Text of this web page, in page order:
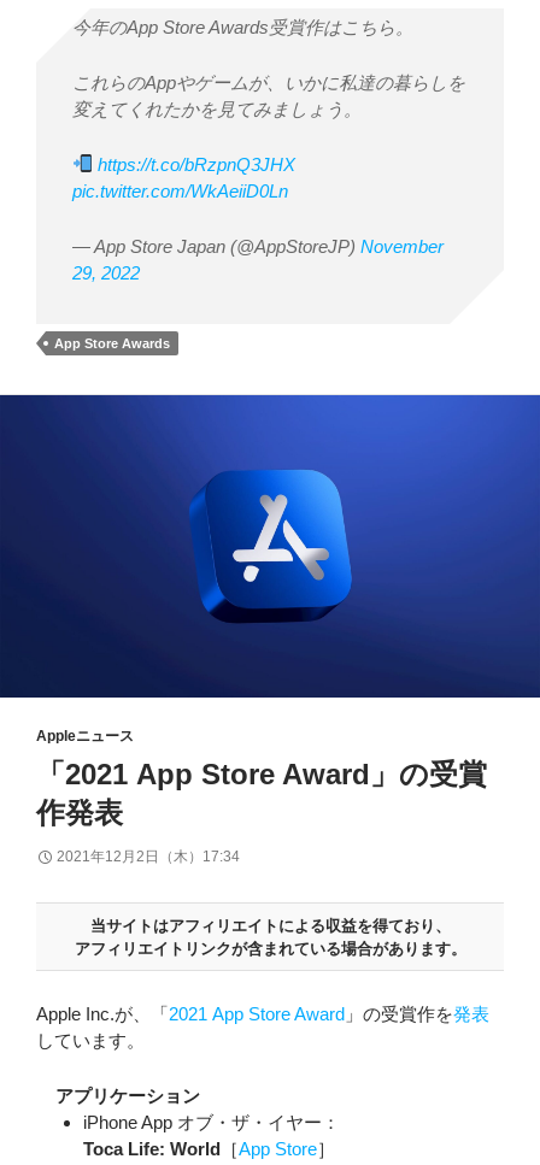
今年のApp Store Awards受賞作はこちら。
これらのAppやゲームが、いかに私達の暮らしを
変えてくれたかを見てみましょう。
https://t.co/bRzpnQ3JHX
pic.twitter.com/WkAeiiD0Ln
— App Store Japan (@AppStoreJP) November
29, 2022
App Store Awards
Appleニュース
「2021 App Store Award」の受賞
作発表
2021年12月2日（木）17:34
当サイトはアフィリエイトによる収益を得ており、
アフィリエイトリンクが含まれている場合があります。
Apple Inc.が、「2021 App Store Award 」の受賞作を発表
しています。
アプリケーション
iPhone App オブ・ザ・イヤー：
Toca Life: World ［App Store］